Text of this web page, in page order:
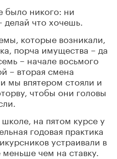
было никого: ни
что хочешь.
которые возникали,
порча имущества – да
– начале восьмого
– вторая смена
мы впятером стояли и
чтобы они головы
на пятом курсе у
годовая практика
устраивали в
чем на ставку.